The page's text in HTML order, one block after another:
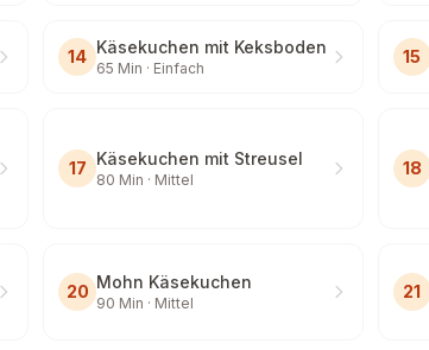
14 Käsekuchen mit Keksboden
65 Min · Einfach
15
17 Käsekuchen mit Streusel
80 Min · Mittel
18
20 Mohn Käsekuchen
90 Min · Mittel
21